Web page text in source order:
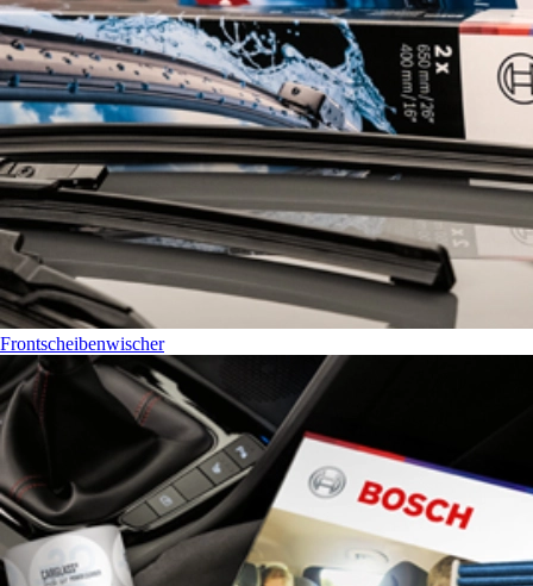
Frontscheibenwischer